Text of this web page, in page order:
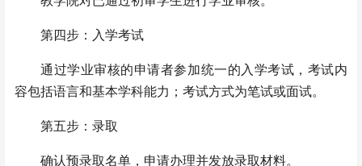
第四步：入学考试
通过学业审核的申请者参加统一的入学考试，考试内
容包括语言和基本学科能力；考试方式为笔试或面试。
第五步：录取
确认预录取名单，申请办理并发放录取材料。